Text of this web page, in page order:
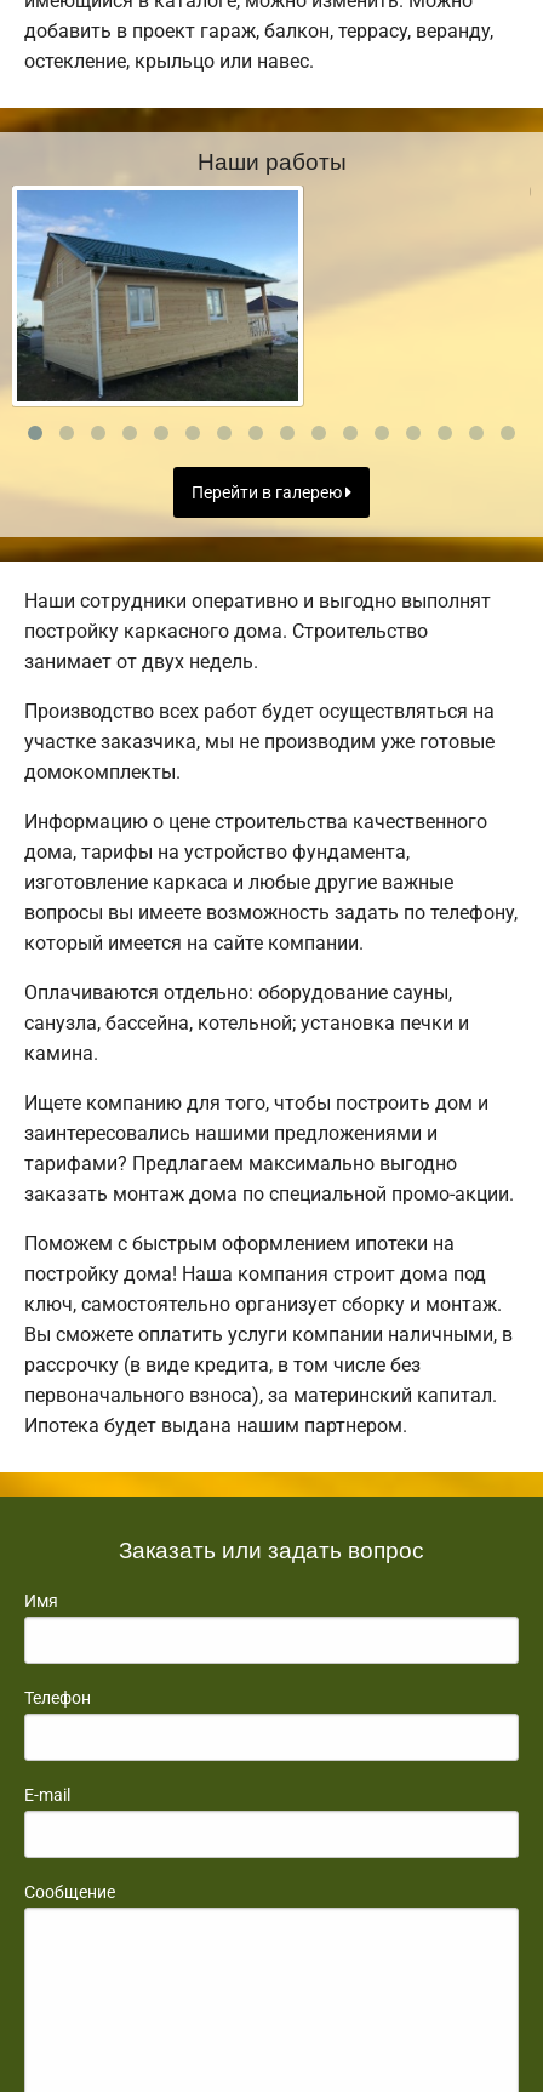
добавить в проект гараж, балкон, террасу, веранду,
остекление, крыльцо или навес.
Наши работы
Перейти в галерею
Наши сотрудники оперативно и выгодно выполнят
постройку каркасного дома. Строительство
занимает от двух недель.
Производство всех работ будет осуществляться на
участке заказчика, мы не производим уже готовые
домокомплекты.
Информацию о цене строительства качественного
дома, тарифы на устройство фундамента,
изготовление каркаса и любые другие важные
вопросы вы имеете возможность задать по телефону,
который имеется на сайте компании.
Оплачиваются отдельно: оборудование сауны,
санузла, бассейна, котельной; установка печки и
камина.
Ищете компанию для того, чтобы построить дом и
заинтересовались нашими предложениями и
тарифами? Предлагаем максимально выгодно
заказать монтаж дома по специальной промо-акции.
Поможем с быстрым оформлением ипотеки на
постройку дома! Наша компания строит дома под
ключ, самостоятельно организует сборку и монтаж.
Вы сможете оплатить услуги компании наличными, в
рассрочку (в виде кредита, в том числе без
первоначального взноса), за материнский капитал.
Ипотека будет выдана нашим партнером.
Заказать или задать вопрос
Имя
Телефон
E-mail
Сообщение